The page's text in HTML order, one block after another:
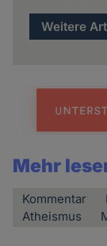
Weitere
Mehr
Kommentar
Atheismus